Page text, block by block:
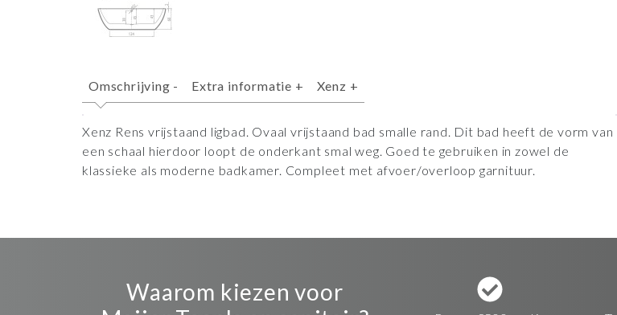
Omschrijving - Extra informatie + Xenz +
Xenz Rens vrijstaand ligbad. Ovaal vrijstaand bad smalle rand. Dit bad heeft de vorm van
een schaal hierdoor loopt de onderkant smal weg. Goed te gebruiken in zowel de
klassieke als moderne badkamer. Compleet met afvoer/overloop garnituur.
Waarom kiezen voor